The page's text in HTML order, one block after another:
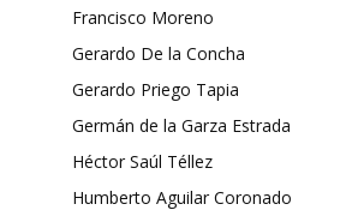
Francisco Moreno
Gerardo De la Concha
Gerardo Priego Tapia
Germán de la Garza Estrada
Héctor Saúl Téllez
Humberto Aguilar Coronado